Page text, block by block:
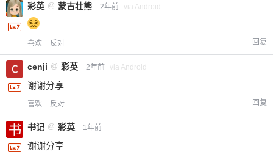
彩英 @ 蒙古壮熊 2年前 via Android
喜欢 反对 回复
cenji @ 彩英 2年前 via Android
谢谢分享
喜欢 反对 回复
书记 @ 彩英 1年前
谢谢分享